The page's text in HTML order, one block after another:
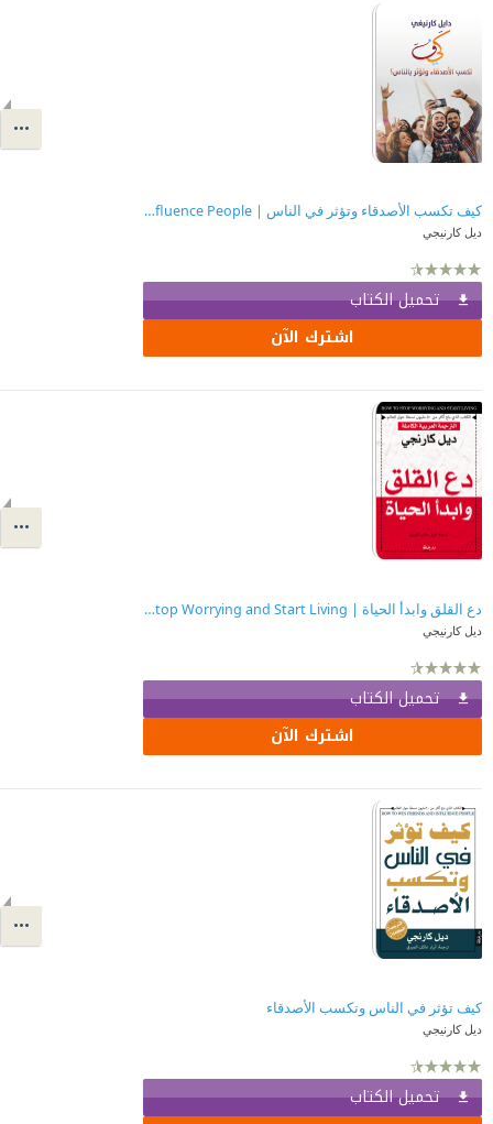
كيف تكسب الأصدقاء وتؤثر في الناس | How to Win Friends and Influence People
ديل كارنيجي
تحميل الكتاب
اشترك الآن
دع القلق وابدأ الحياة | How to Stop Worrying and Start Living
ديل كارنيجي
تحميل الكتاب
اشترك الآن
كيف تؤثر في الناس وتكسب الأصدقاء
ديل كارنيجي
تحميل الكتاب